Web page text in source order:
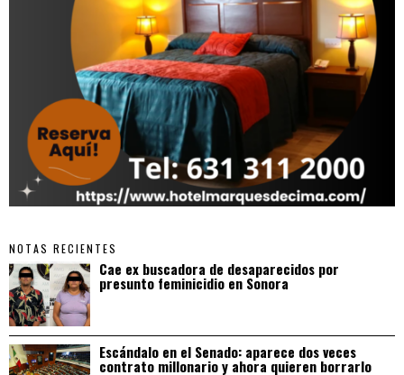
NOTAS RECIENTES
Cae ex buscadora de desaparecidos por
presunto feminicidio en Sonora
Escándalo en el Senado: aparece dos veces
contrato millonario y ahora quieren borrarlo